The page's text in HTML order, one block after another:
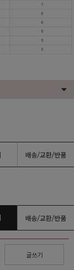
배송/교환/반품
배송/교환/반품
글쓰기